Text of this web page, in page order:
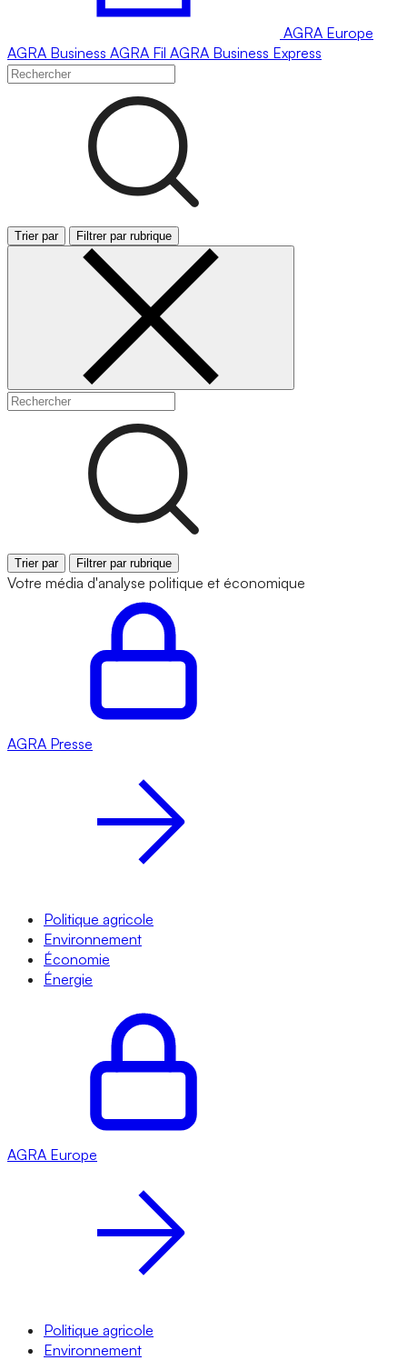
AGRA Europe
AGRA Business AGRA Fil AGRA Business Express
Trier par Filtrer par rubrique
Trier par Filtrer par rubrique
Votre média d'analyse politique et économique
AGRA Presse
Politique agricole
Environnement
Économie
Énergie
AGRA Europe
Politique agricole
Environnement